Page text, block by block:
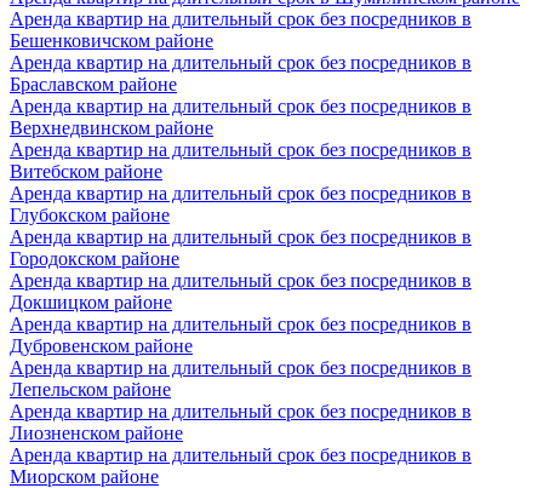
Аренда квартир на длительный срок без посредников в
Бешенковичском районе
Аренда квартир на длительный срок без посредников в
Браславском районе
Аренда квартир на длительный срок без посредников в
Верхнедвинском районе
Аренда квартир на длительный срок без посредников в
Витебском районе
Аренда квартир на длительный срок без посредников в
Глубокском районе
Аренда квартир на длительный срок без посредников в
Городокском районе
Аренда квартир на длительный срок без посредников в
Докшицком районе
Аренда квартир на длительный срок без посредников в
Дубровенском районе
Аренда квартир на длительный срок без посредников в
Лепельском районе
Аренда квартир на длительный срок без посредников в
Лиозненском районе
Аренда квартир на длительный срок без посредников в
Миорском районе